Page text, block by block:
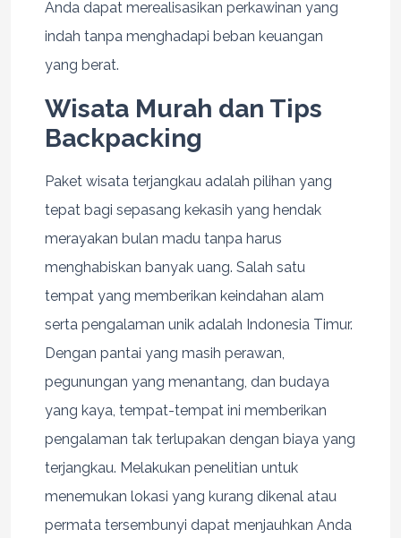
Anda dapat merealisasikan perkawinan yang
indah tanpa menghadapi beban keuangan
yang berat.
Wisata Murah dan Tips
Backpacking
Paket wisata terjangkau adalah pilihan yang
tepat bagi sepasang kekasih yang hendak
merayakan bulan madu tanpa harus
menghabiskan banyak uang. Salah satu
tempat yang memberikan keindahan alam
serta pengalaman unik adalah Indonesia Timur.
Dengan pantai yang masih perawan,
pegunungan yang menantang, dan budaya
yang kaya, tempat-tempat ini memberikan
pengalaman tak terlupakan dengan biaya yang
terjangkau. Melakukan penelitian untuk
menemukan lokasi yang kurang dikenal atau
permata tersembunyi dapat menjauhkan Anda